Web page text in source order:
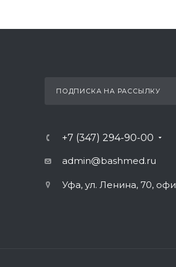
ПОДПИСКА НА РАССЫЛКУ
+7 (347) 294-90-00
admin@bashmed.ru
Уфа, ул. Ленина, 70,